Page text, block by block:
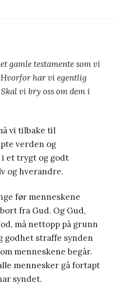
gamle testamente som vi
Hvorfor har vi egentlig
vi bry oss om dem i
vi tilbake til
verden og
i et trygt og godt
og hverandre.
før menneskene
fra Gud. Og Gud,
må nettopp på grunn
godhet straffe synden
menneskene begår.
mennesker gå fortapt
syndet.